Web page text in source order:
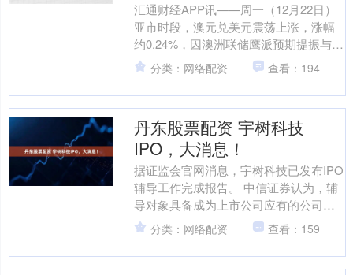
汇通财经APP讯——周一（12月22日）
亚市时段，澳元兑美元震荡上涨，涨幅
约0.24%，因澳洲联储鹰派预期提振与美
元走低支撑。市场交易者或将重点关注
即将于周二公....
分类：网络配资 查看：194
丹东股票配资 宇树科技
IPO，大消息！
据证监会官网消息，宇树科技已发布IPO
辅导工作完成报告。 中信证券认为，辅
导对象具备成为上市公司应有的公司治
理结构、会计基础工作、内部控制制
度，充分了解多层次资....
分类：网络配资 查看：159